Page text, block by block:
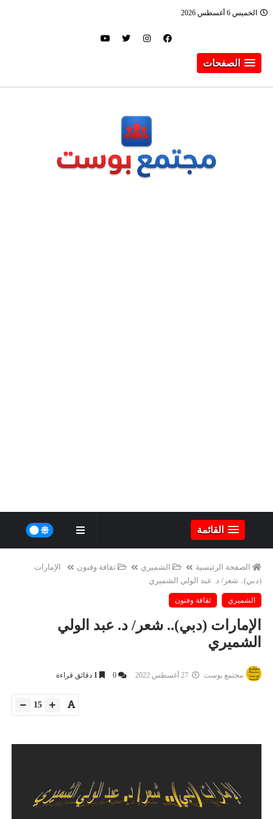
الخميس 6 أغسطس 2026
الصفحات
القائمة
الصفحة الرئيسية الشميري ثقافة وفنون
الإمارات
(دبي).. شعر/ د. عبد الولي الشميري
الشميري ثقافة وفنون
الإمارات (دبي).. شعر/ د. عبد الولي
الشميري
مجتمع بوست 0
1 دقائق قراءة
15